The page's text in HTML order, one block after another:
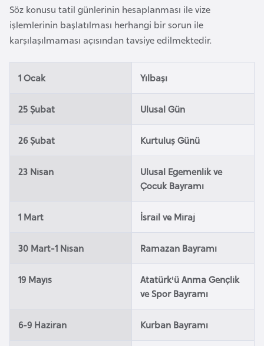
Söz konusu tatil günlerinin hesaplanması ile vize
işlemlerinin başlatılması herhangi bir sorun ile
karşılaşılmaması açısından tavsiye edilmektedir.
1 Ocak Yılbaşı
25 Şubat Ulusal Gün
26 Şubat Kurtuluş Günü
23 Nisan
Ulusal Egemenlik ve
Çocuk Bayramı
1 Mart İsrail ve Miraj
30 Mart-1 Nisan Ramazan Bayramı
19 Mayıs
Atatürk'ü Anma Gençlik
ve Spor Bayramı
6-9 Haziran Kurban Bayramı
a
B
i
B
s
H
r
e
B